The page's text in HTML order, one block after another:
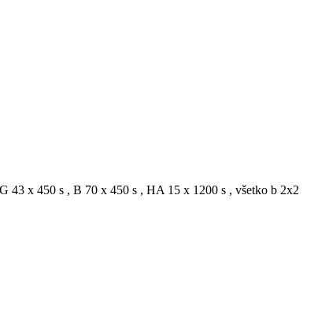
43 x 450 s , B 70 x 450 s , HA 15 x 1200 s , všetko b 2x2